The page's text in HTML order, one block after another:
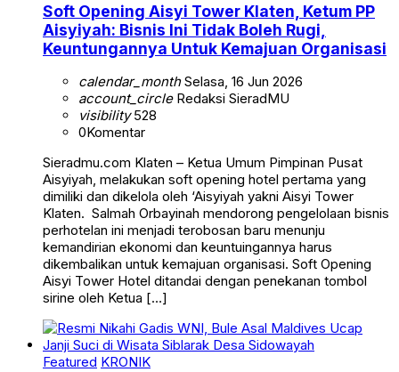
Soft Opening Aisyi Tower Klaten, Ketum PP
Aisyiyah: Bisnis Ini Tidak Boleh Rugi,
Keuntungannya Untuk Kemajuan Organisasi
calendar_monthSelasa, 16 Jun 2026
account_circleRedaksi SieradMU
visibility528
0Komentar
Sieradmu.com Klaten – Ketua Umum Pimpinan Pusat
Aisyiyah, melakukan soft opening hotel pertama yang
dimiliki dan dikelola oleh ‘Aisyiyah yakni Aisyi Tower
Klaten. Salmah Orbayinah mendorong pengelolaan bisnis
perhotelan ini menjadi terobosan baru menunju
kemandirian ekonomi dan keuntuingannya harus
dikembalikan untuk kemajuan organisasi. Soft Opening
Aisyi Tower Hotel ditandai dengan penekanan tombol
sirine oleh Ketua […]
Featured KRONIK